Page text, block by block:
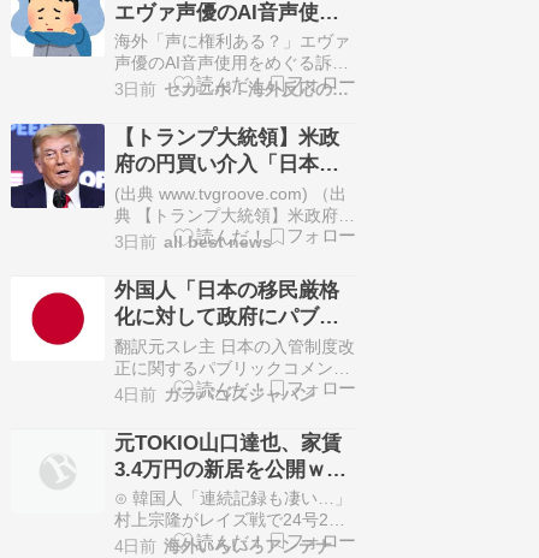
暑を受け、旅行を計画していた
人たちは頭を悩ませている」と
報じた。…
エヴァ声優のAI音声使用
をめぐる訴えに対する外
国人の反応がこちら【海
外の反応】
海外「声に権利ある？」エヴァ
声優のAI音声使用をめぐる訴え
に対する外国人の反応がこちら
Reddit r/technology AI エヴァン
ゲリオン 海外「声に権利あ
る？」エヴァ声優のAI音声使用
をめぐる訴えに対する外国人の
反応がこちら【海外の反応】…
3日前 セカニポ！海外反応の解説とまとめ
【トランプ大統領】米政
府の円買い介入「日本は
円安に苦しみ助けを求め
ていた」 [ぐれ★]
(出典 www.tvgroove.com) （出
典 【トランプ大統領】米政府の
円買い介入「日本は円安に苦し
★]）1 ぐれ ★ ：
2026/08/03(月) 09:06:16.13
ID:carKDJtr98/3(月) 7:40配信
テレビ朝日系（AN…
3日前 all best news
外国人「日本の移民厳格
化に対して政府にパブリ
ックコメントを出せる
ぞ！我々外国人の意見を
届けるんだ！」
翻訳元スレ主 日本の入管制度改
正に関するパブリックコメン
ト、本日深夜まで受付中 この話
いことに驚いている。 現在、出
入国在留管理庁がパブリックコ
メントを受け付けている。 在留
外国人も、日本政府に直接意見
を提出できる。 締め切りは今日
の深夜だ。 コメント…
4日前 ガラパゴスジャパン
元TOKIO山口達也、家賃
3.4万円の新居を公開ｗｗ
ｗｗｗｗｗｗ
⊙ 韓国人「連続記録も凄い…」
村上宗隆がレイズ戦で24号2ラ
ン、岡本に並ぶ1年目トップタ
4日前 海外いろいろアンテナ